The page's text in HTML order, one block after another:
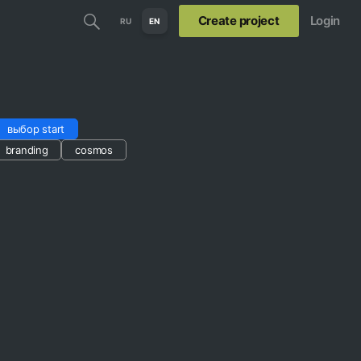
RU EN Create project Login
выбор start
branding
cosmos